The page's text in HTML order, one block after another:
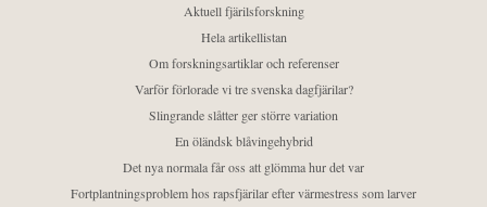
Aktuell fjärilsforskning
Hela artikellistan
Om forskningsartiklar och referenser
Varför förlorade vi tre svenska dagfjärilar?
Slingrande slåtter ger större variation
En öländsk blåvingehybrid
Det nya normala får oss att glömma hur det var
Fortplantningsproblem hos rapsfjärilar efter värmestress som larver